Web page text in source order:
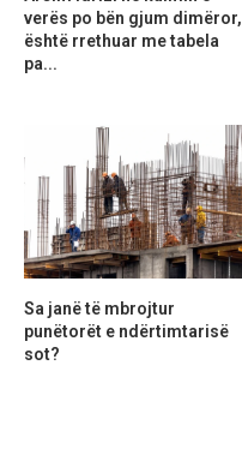
verës po bën gjum dimëror,
është rrethuar me tabela
pa...
Sa janë të mbrojtur
punëtorët e ndërtimtarisë
sot?